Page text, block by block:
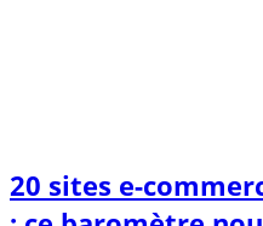
20 sites e-